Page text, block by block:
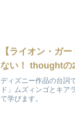
【ライオン・ガ
ない！ thoughtの
ディズニー作品の台詞
ド」ムズィンゴとキア
て学びます。